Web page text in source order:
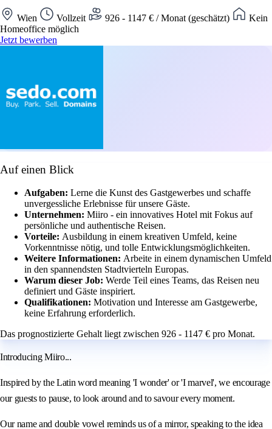
Wien Vollzeit 926 - 1147 € / Monat (geschätzt)
Kein
Homeoffice möglich
Jetzt bewerben
Auf einen Blick
Aufgaben: Lerne die Kunst des Gastgewerbes und schaffe
unvergessliche Erlebnisse für unsere Gäste.
Unternehmen: Miiro - ein innovatives Hotel mit Fokus auf
persönliche und authentische Reisen.
Vorteile: Ausbildung in einem kreativen Umfeld, keine
Vorkenntnisse nötig, und tolle Entwicklungsmöglichkeiten.
Weitere Informationen: Arbeite in einem dynamischen Umfeld
in den spannendsten Stadtvierteln Europas.
Warum dieser Job: Werde Teil eines Teams, das Reisen neu
definiert und Gäste inspiriert.
Qualifikationen: Motivation und Interesse am Gastgewerbe,
keine Erfahrung erforderlich.
Das prognostizierte Gehalt liegt zwischen 926 - 1147 € pro Monat.
Introducing Miiro...
Inspired by the Latin word meaning 'I wonder' or 'I marvel', we encourage
our guests to pause, to look around and to savour every moment.
Our name and double vowel reminds us of a mirror, speaking to the idea